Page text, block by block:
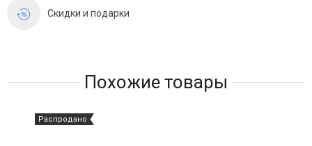
Скидки и подарки
Похожие товары
Распродано